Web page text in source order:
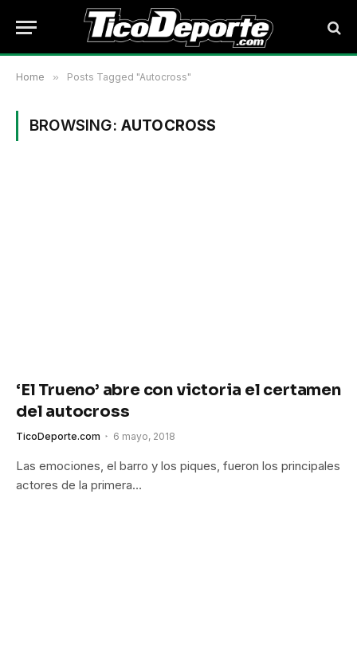
Home » Posts Tagged "Autocross"
BROWSING: AUTOCROSS
‘El Trueno’ abre con victoria el certamen
del autocross
TicoDeporte.com 6 mayo, 2018
Las emociones, el barro y los piques, fueron los principales
actores de la primera…